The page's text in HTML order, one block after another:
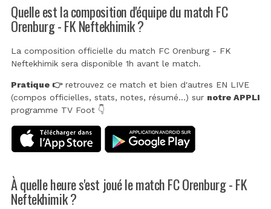
Quelle est la composition d'équipe du match FC
Orenburg - FK Neftekhimik ?
La composition officielle du match FC Orenburg - FK
Neftekhimik sera disponible 1h avant le match.
Pratique 👉retrouvez ce match et bien d'autres EN LIVE
(compos officielles, stats, notes, résumé...) sur notre APPLI
programme TV Foot 👇
À quelle heure s'est joué le match FC Orenburg - FK
Neftekhimik ?